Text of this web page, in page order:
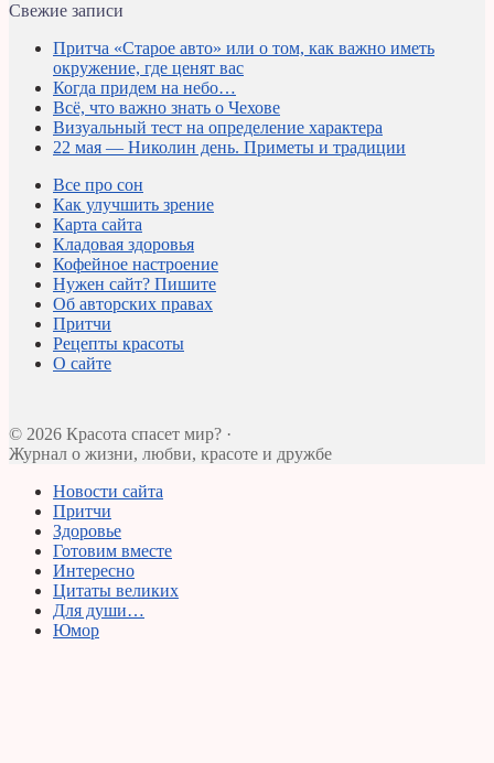
Свежие записи
Притча «Старое авто» или о том, как важно иметь
окружение, где ценят вас
Когда придем на небо…
Всё, что важно знать о Чехове
Визуальный тест на определение характера
22 мая — Николин день. Приметы и традиции
Все про сон
Как улучшить зрение
Карта сайта
Кладовая здоровья
Кофейное настроение
Нужен сайт? Пишите
Об авторских правах
Притчи
Рецепты красоты
О сайте
© 2026 Красота спасет мир? ·
Журнал о жизни, любви, красоте и дружбе
Новости сайта
Притчи
Здоровье
Готовим вместе
Интересно
Цитаты великих
Для души…
Юмор